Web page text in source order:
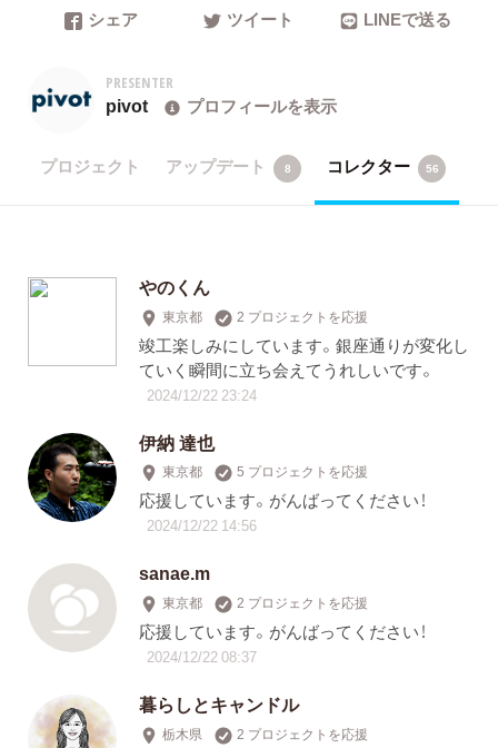
シェア ツイート LINEで送る
PRESENTER
pivot プロフィールを表示
プロジェクト アップデート 8 コレクター 56
やのくん
東京都 2 プロジェクトを応援
竣工楽しみにしています。銀座通りが変化し
ていく瞬間に立ち会えてうれしいです。
2024/12/22 23:24
伊納 達也
東京都 5 プロジェクトを応援
応援しています。がんばってください！
2024/12/22 14:56
sanae.m
東京都 2 プロジェクトを応援
応援しています。がんばってください！
2024/12/22 08:37
暮らしとキャンドル
栃木県 2 プロジェクトを応援